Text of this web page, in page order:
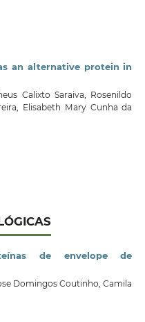
an alternative protein in
Calixto Saraiva, Rosenildo
Elisabeth Mary Cunha da
de envelope de
Domingos Coutinho, Camila